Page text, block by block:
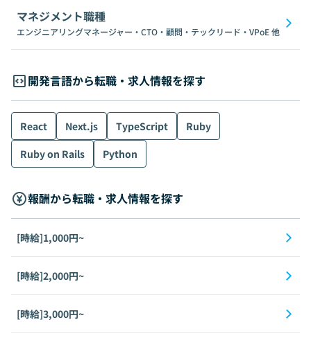
マネジメント職種
エンジニアリングマネージャー・CTO・顧問・テックリード・VPoE他
開発言語から転職・求人情報を探す
React Next.js TypeScript
Ruby
Ruby on Rails
Python
報酬から転職・求人情報を探す
[時給]1,000円~
[時給]2,000円~
[時給]3,000円~